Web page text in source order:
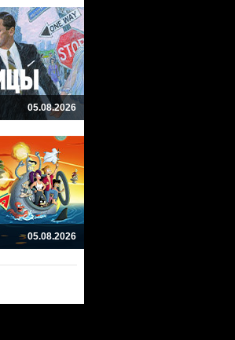
05.08.2026
05.08.2026